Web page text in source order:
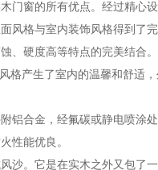
门窗的所有优点。经过精心
风格与室内装饰风格得到了
、硬度高等特点的完美结合。
格产生了室内的温馨和舒适
铝合金，经氟碳或静电喷涂
性能优良。
沙。它是在实木之外又包了